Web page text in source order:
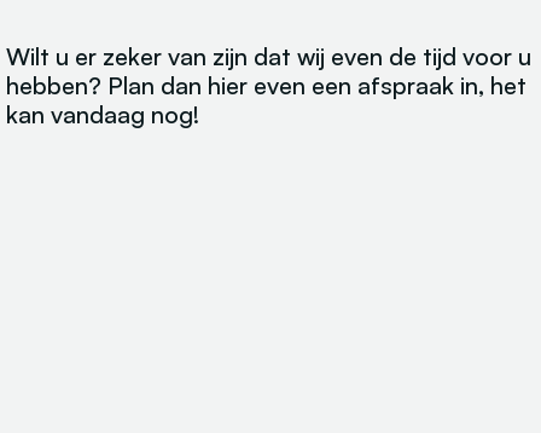
Wilt u er zeker van zijn dat wij even de tijd voor u
hebben? Plan dan hier even een afspraak in, het
kan vandaag nog!